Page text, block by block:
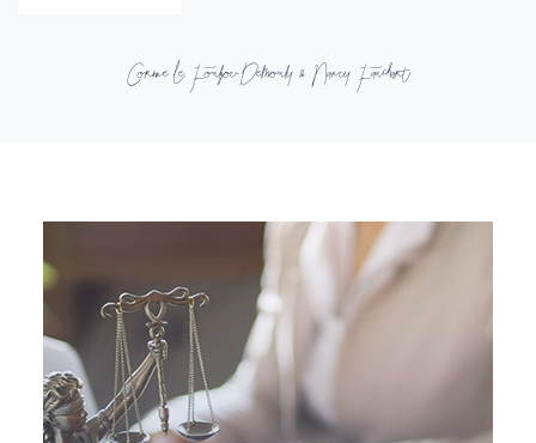
Corinne Le Foulgoc-Delmouly & Nancy Fauchart